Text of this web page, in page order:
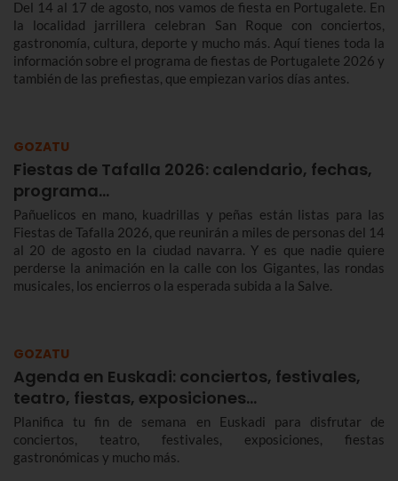
Del 14 al 17 de agosto, nos vamos de fiesta en Portugalete. En
la localidad jarrillera celebran San Roque con conciertos,
gastronomía, cultura, deporte y mucho más. Aquí tienes toda la
información sobre el programa de fiestas de Portugalete 2026 y
también de las prefiestas, que empiezan varios días antes.
GOZATU
Fiestas de Tafalla 2026: calendario, fechas,
programa…
Pañuelicos en mano, kuadrillas y peñas están listas para las
Fiestas de Tafalla 2026, que reunirán a miles de personas del 14
al 20 de agosto en la ciudad navarra. Y es que nadie quiere
perderse la animación en la calle con los Gigantes, las rondas
musicales, los encierros o la esperada subida a la Salve.
GOZATU
Agenda en Euskadi: conciertos, festivales,
teatro, fiestas, exposiciones…
Planifica tu fin de semana en Euskadi para disfrutar de
conciertos, teatro, festivales, exposiciones, fiestas
gastronómicas y mucho más.